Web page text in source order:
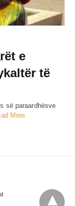
e
të
së paraardhësve
More